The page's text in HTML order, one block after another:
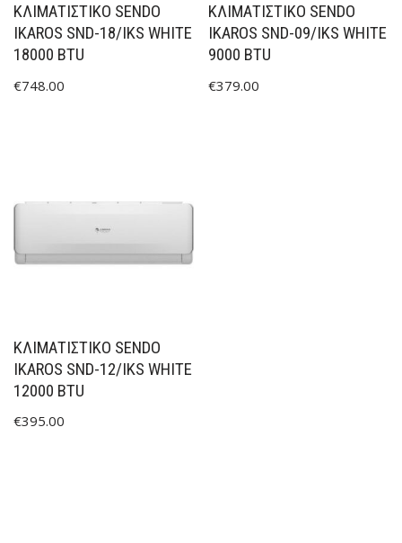
ΚΛΙΜΑΤΙΣΤΙΚΟ SENDO
IKAROS SND-18/IKS WHITE
18000 BTU
€748.00
ΚΛΙΜΑΤΙΣΤΙΚΟ SENDO
IKAROS SND-09/IKS WHITE
9000 BTU
€379.00
ΚΛΙΜΑΤΙΣΤΙΚΟ SENDO
IKAROS SND-12/IKS WHITE
12000 BTU
€395.00